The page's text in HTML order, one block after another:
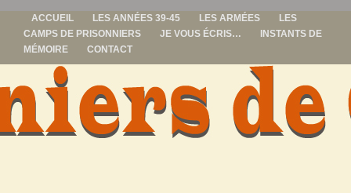
ACCUEIL LES ANNÉES 39-45 LES ARMÉES
LES
CAMPS DE PRISONNIERS
JE VOUS ÉCRIS…
INSTANTS DE
MÉMOIRE
CONTACT
prisonniers de